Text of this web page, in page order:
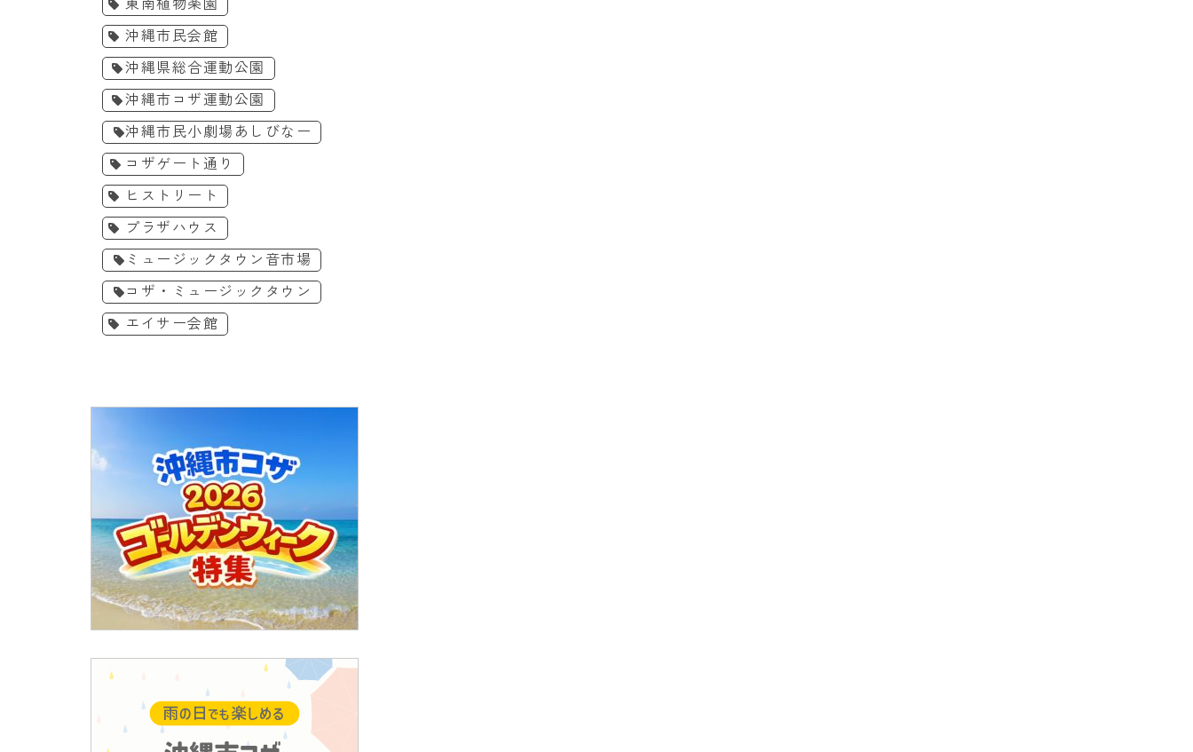
沖縄市民会館
沖縄県総合運動公園
沖縄市コザ運動公園
沖縄市民小劇場あしびなー
コザゲート通り
ヒストリート
プラザハウス
ミュージックタウン音市場
コザ・ミュージックタウン
エイサー会館